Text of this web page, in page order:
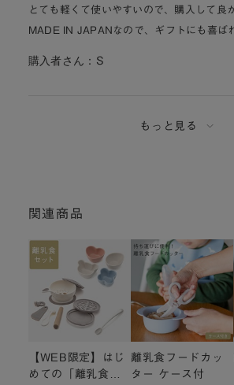
とても軽くて使いやすいので、購入して良
MADE IN JAPANなので、ギフトにも喜ば
購入者さん： S
もっと見る
関連商品
【WEB限定】はじ
めての「離乳食」
離乳食フードカッ
ター ケース付